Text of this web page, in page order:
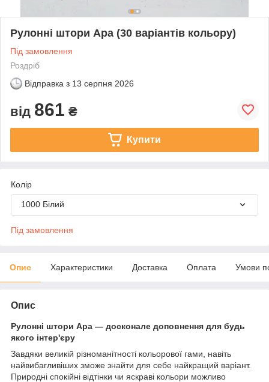
Рулонні штори Ара (30 варіантів кольору)
Під замовлення
Роздріб
Відправка з 13 серпня 2026
від 861 ₴
Купити
Колір
1000 Білий
Під замовлення
Опис Характеристики Доставка Оплата Умови
Опис
Рулонні штори Ара — досконале доповнення для будь
якого інтер'єру
Завдяки великій різноманітності кольорової гами, навіть
найвибагливіших зможе знайти для себе найкращий варіант.
Природні спокійні відтінки чи яскраві кольори можливо